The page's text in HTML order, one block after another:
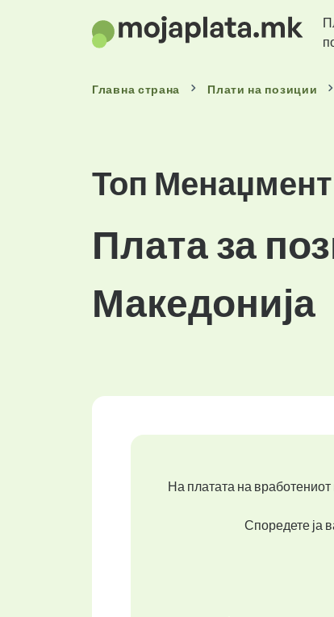
Главна страна Плати на позиции
Топ Менаџмент
Плата за
Македонија
На платата на вработениот
Споредете ја